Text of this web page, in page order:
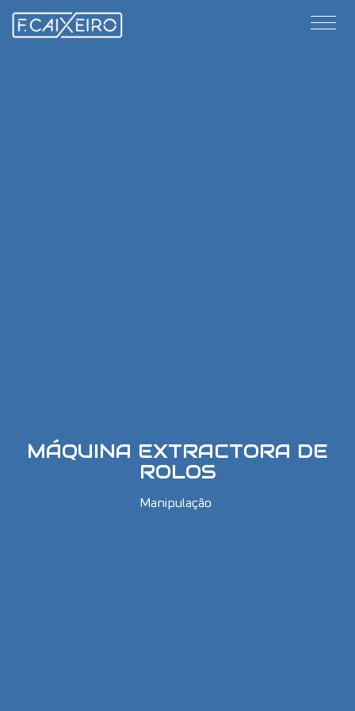
MÁQUINA EXTRACTORA DE
ROLOS
Manipulação